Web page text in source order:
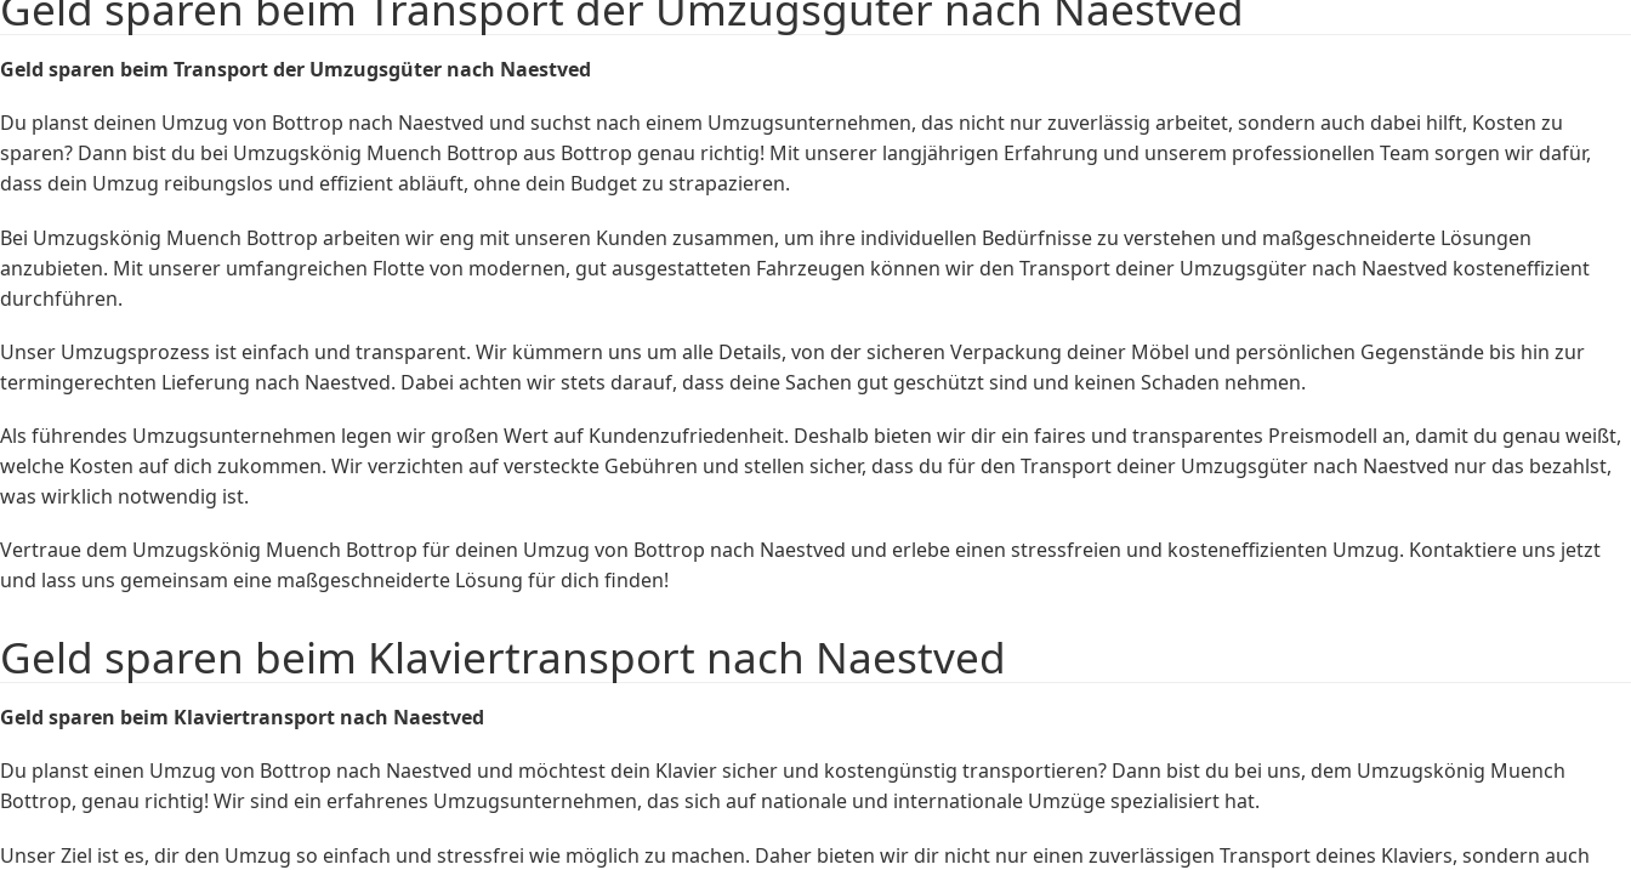
Geld sparen beim Transport der Umzugsgüter nach Naestved
Du planst deinen Umzug von Bottrop nach Naestved und suchst nach einem Umzugsunternehmen, das nicht nur zuverlässig arbeitet, sondern auch dabei hilft, Kosten zu
sparen? Dann bist du bei Umzugskönig Muench Bottrop aus Bottrop genau richtig! Mit unserer langjährigen Erfahrung und unserem professionellen Team sorgen wir dafür,
dass dein Umzug reibungslos und effizient abläuft, ohne dein Budget zu strapazieren.
Bei Umzugskönig Muench Bottrop arbeiten wir eng mit unseren Kunden zusammen, um ihre individuellen Bedürfnisse zu verstehen und maßgeschneiderte Lösungen
anzubieten. Mit unserer umfangreichen Flotte von modernen, gut ausgestatteten Fahrzeugen können wir den Transport deiner Umzugsgüter nach Naestved kosteneffizient
durchführen.
Unser Umzugsprozess ist einfach und transparent. Wir kümmern uns um alle Details, von der sicheren Verpackung deiner Möbel und persönlichen Gegenstände bis hin zur
termingerechten Lieferung nach Naestved. Dabei achten wir stets darauf, dass deine Sachen gut geschützt sind und keinen Schaden nehmen.
Als führendes Umzugsunternehmen legen wir großen Wert auf Kundenzufriedenheit. Deshalb bieten wir dir ein faires und transparentes Preismodell an, damit du genau weißt,
welche Kosten auf dich zukommen. Wir verzichten auf versteckte Gebühren und stellen sicher, dass du für den Transport deiner Umzugsgüter nach Naestved nur das bezahlst,
was wirklich notwendig ist.
Vertraue dem Umzugskönig Muench Bottrop für deinen Umzug von Bottrop nach Naestved und erlebe einen stressfreien und kosteneffizienten Umzug. Kontaktiere uns jetzt
und lass uns gemeinsam eine maßgeschneiderte Lösung für dich finden!
Geld sparen beim Klaviertransport nach Naestved
Geld sparen beim Klaviertransport nach Naestved
Du planst einen Umzug von Bottrop nach Naestved und möchtest dein Klavier sicher und kostengünstig transportieren? Dann bist du bei uns, dem Umzugskönig Muench
Bottrop, genau richtig! Wir sind ein erfahrenes Umzugsunternehmen, das sich auf nationale und internationale Umzüge spezialisiert hat.
Unser Ziel ist es, dir den Umzug so einfach und stressfrei wie möglich zu machen. Daher bieten wir dir nicht nur einen zuverlässigen Transport deines Klaviers, sondern auch